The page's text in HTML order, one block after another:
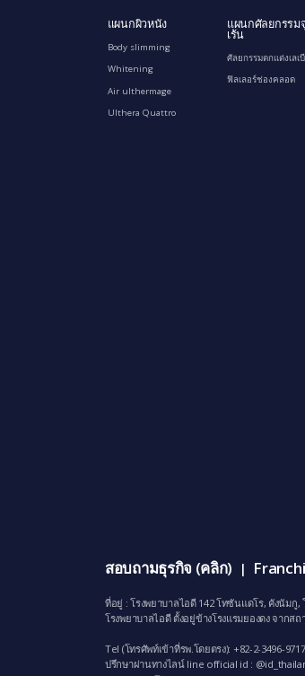
แผนกผิวหนัง
Body slimming
Whitening
Air ulthermage
Ulthera Quattro
แผนกศัลยกรรม
เร้น
ศัลยกรรมตกแต่งเลเ
ฟิลเลอร์ช่องคลอด
สอบถามธุรกิจ (คลิก) |
ที่อยู่ : โรงพยาบาลไอดี 142 โทซันแดโร, คังนัมกู,
โรงพยาบาลไอดี ตั้งอยู่ข้างโรงแรมยองดง จาก
Tel (โทรศัพท์เข้าที่รพ.โดยตรง): +82-2-3496-
ปรึกษาผ่านทางไลน์ line official id :